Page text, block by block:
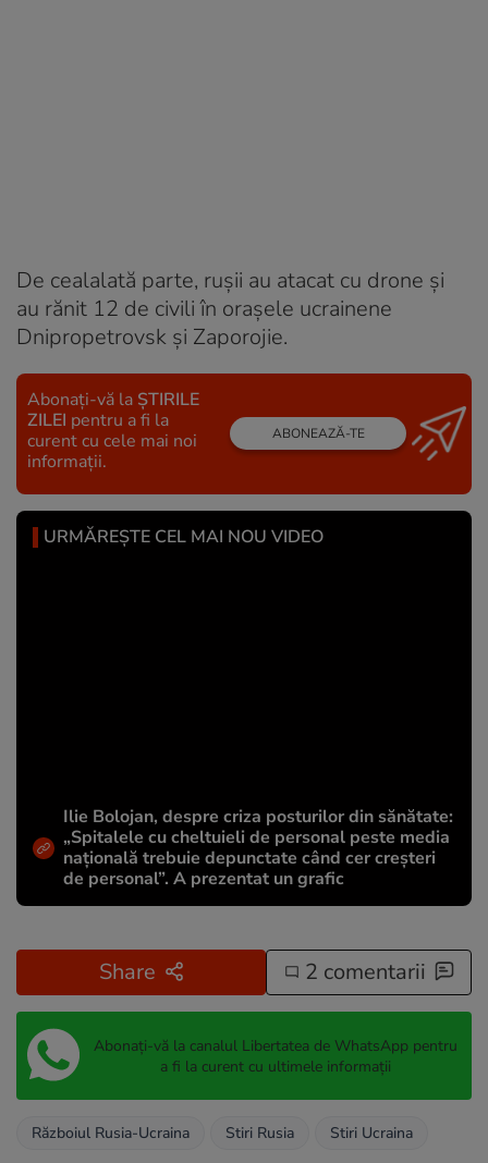
De cealalată parte, rușii au atacat cu drone și
au rănit 12 de civili în orașele ucrainene
Dnipropetrovsk şi Zaporojie.
Abonați-vă la ȘTIRILE
ZILEI pentru a fi la
curent cu cele mai noi
informații.
ABONEAZĂ-TE
URMĂREȘTE CEL MAI NOU VIDEO
Ilie Bolojan, despre criza posturilor din sănătate:
„Spitalele cu cheltuieli de personal peste media
națională trebuie depunctate când cer creșteri
de personal”. A prezentat un grafic
Share 2 comentarii
Abonați-vă la canalul Libertatea de WhatsApp pentru
a fi la curent cu ultimele informații
Războiul Rusia-Ucraina Stiri Rusia Stiri Ucraina